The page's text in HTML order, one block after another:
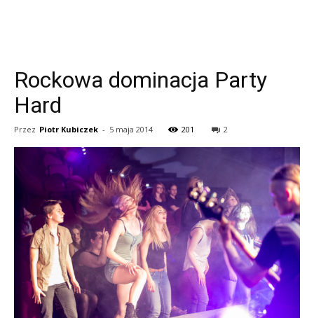
Rockowa dominacja Party
Hard
Przez Piotr Kubiczek - 5 maja 2014 201 2